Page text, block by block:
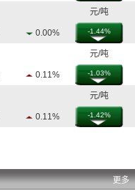
元/吨
0.00% -1.44%
元/吨
0.11% -1.03%
元/吨
0.11% -1.42%
林吉特/吨更多